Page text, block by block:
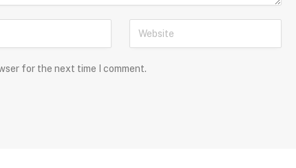
for the next time I comment.